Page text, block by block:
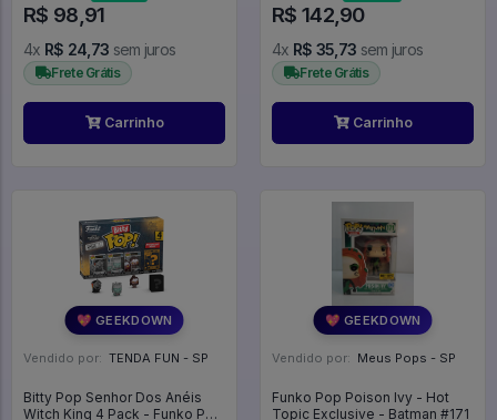
R$ 98,91
4x R$ 24,73 sem juros
Frete Grátis
Carrinho
R$ 142,90
4x R$ 35,73 sem juros
Frete Grátis
Carrinho
💖 GEEKDOWN
Vendido por: TENDA FUN - SP
Bitty Pop Senhor Dos Anéis
Witch King 4 Pack - Funko Pop
💖 GEEKDOWN
Vendido por: Meus Pops - SP
Funko Pop Poison Ivy - Hot
Topic Exclusive - Batman #171